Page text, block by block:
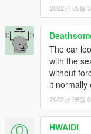
2022년 05월
The car
with the
without
it normally
2022년 08월
HWAIDI